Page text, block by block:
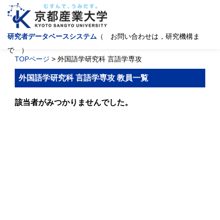
研究者データベースシステム （ お問い合わせは，研究機構ま
で ）
TOPページ > 外国語学研究科 言語学専攻
外国語学研究科 言語学専攻 教員一覧
該当者がみつかりませんでした。